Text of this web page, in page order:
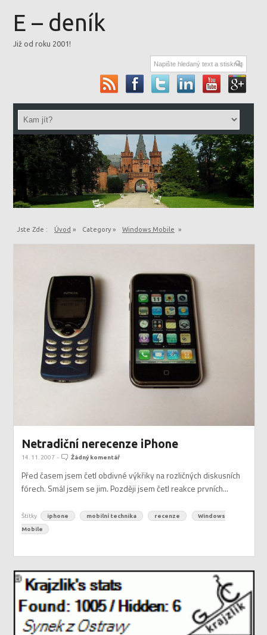
E – deník
Již od roku 2001!
Jste Zde : Úvod » Category » Windows Mobile »
Netradiční nerecenze iPhone
14. 11. 2007- Žádný komentář
Před časem jsem četl obdivné výkřiky na rozličných diskusních
fórech. Smál jsem se jim. Později jsem četl reakce prvních...
Štítky iphone mobilní technika recenze
Windows
Mobile